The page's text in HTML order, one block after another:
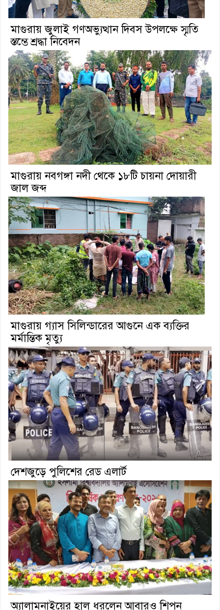
মাগুরায় জুলাই গণঅভ্যুত্থান দিবস উপলক্ষে স্মৃতি
স্তম্ভে শ্রদ্ধা নিবেদন
মাগুরায় নবগঙ্গা নদী থেকে ১৮টি চায়না দোয়ারী
জাল জব্দ
মাগুরায় গ্যাস সিলিন্ডারের আগুনে এক ব্যক্তির
মর্মান্তিক মৃত্যু
দেশজুড়ে পুলিশের রেড এলার্ট
অ্যালামনাইয়ের হাল ধরলেন আবারও শিপন